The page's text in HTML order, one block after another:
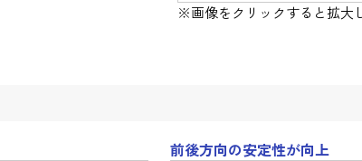
※画像をクリックすると拡大
前後方向の安定性が向上